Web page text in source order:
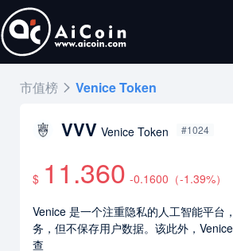
市值榜 Venice Token
VVV Venice Token #1024
$ 11.360 -0.1600 （-1.39%）
Venice 是一个注重隐私的人工智能平台
务，但不保存用户数据。该此外，
查